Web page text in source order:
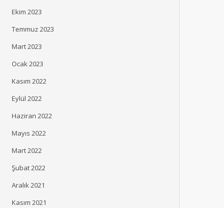
Ekim 2023
Temmuz 2023
Mart 2023
Ocak 2023
Kasım 2022
Eylül 2022
Haziran 2022
Mayıs 2022
Mart 2022
Şubat 2022
Aralık 2021
Kasım 2021